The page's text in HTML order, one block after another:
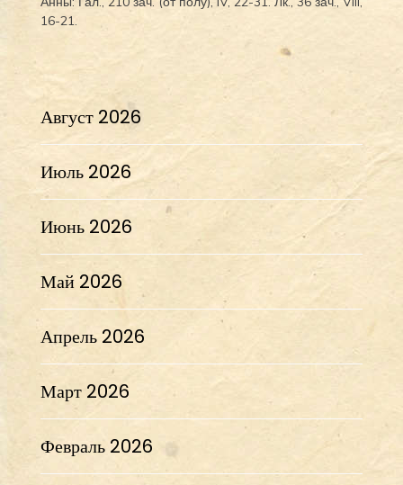
16-21.
Август 2026
Июль 2026
Июнь 2026
Май 2026
Апрель 2026
Март 2026
Февраль 2026